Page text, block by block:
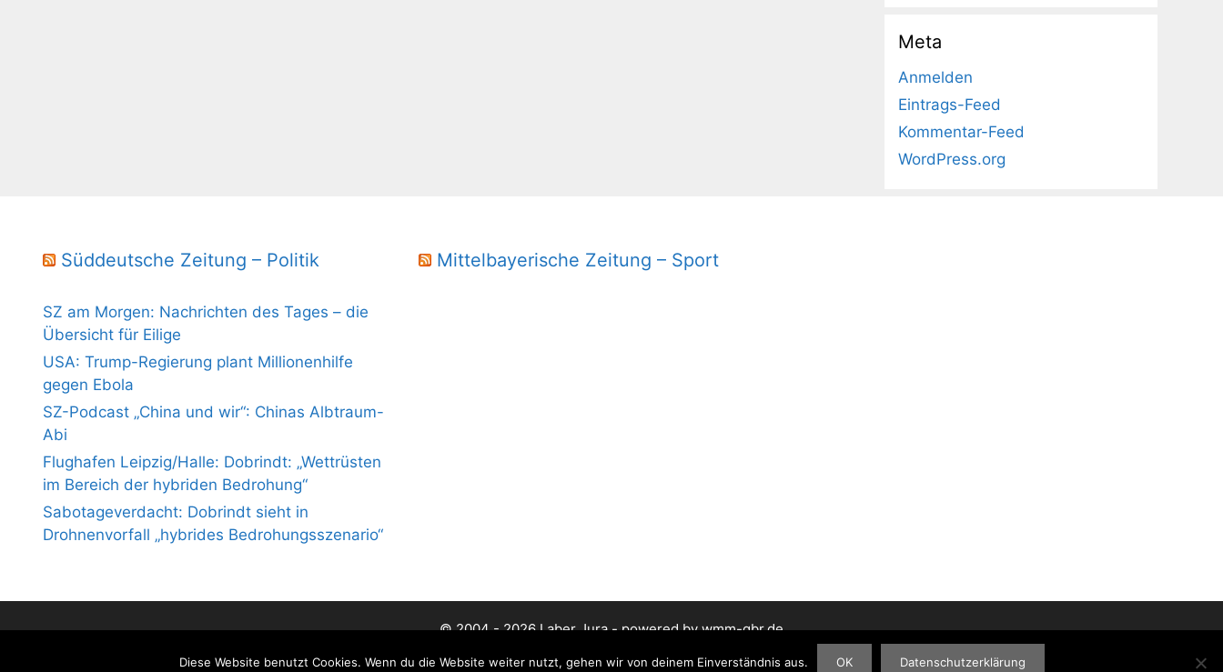
Meta
Anmelden
Eintrags-Feed
Kommentar-Feed
WordPress.org
Süddeutsche Zeitung – Politik
SZ am Morgen: Nachrichten des Tages – die
Übersicht für Eilige
USA: Trump-Regierung plant Millionenhilfe
gegen Ebola
SZ-Podcast „China und wir“: Chinas Albtraum-
Abi
Flughafen Leipzig/Halle: Dobrindt: „Wettrüsten
im Bereich der hybriden Bedrohung“
Sabotageverdacht: Dobrindt sieht in
Drohnenvorfall „hybrides Bedrohungsszenario“
Mittelbayerische Zeitung – Sport
© 2004 - 2026 Laber Jura - powered by wmm-gbr.de
Diese Website benutzt Cookies. Wenn du die Website weiter nutzt, gehen wir von deinem Einverständnis aus. OK Datenschutzerklärung